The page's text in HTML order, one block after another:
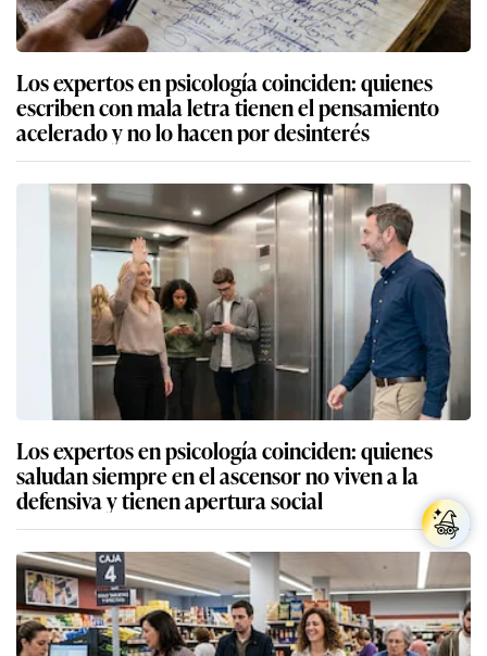
Los expertos en psicología coinciden: quienes
escriben con mala letra tienen el pensamiento
acelerado y no lo hacen por desinterés
Los expertos en psicología coinciden: quienes
saludan siempre en el ascensor no viven a la
defensiva y tienen apertura social